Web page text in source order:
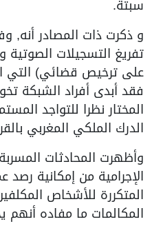
سبتة.
و ذكرت ذات المصادر أنه,
تفريغ التسجيلات الصوتية
على ترخيص قضائي) التي
فقد أبدى أفراد الشبكة
المختار نظرا للتواجد
الدرك الملكي المغربي
وأظهرت المحادثات
الإجرامية من إمكانية رصد
المتكررة للأشخاص
المكالمات ما مفاده